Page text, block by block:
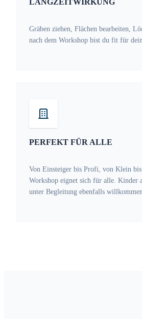
Gräben ziehen, Flächen bearbeiten,
nach dem Workshop bist du fit für
PERFEKT FÜR ALLE
Von Einsteiger bis Profi, von Klein
Workshop eignet sich für alle. Kinder
unter Begleitung ebenfalls willkommen.